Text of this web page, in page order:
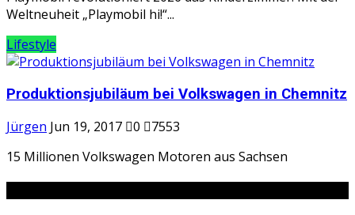
Weltneuheit „Playmobil hi!“...
Lifestyle
Produktionsjubiläum bei Volkswagen in Chemnitz
Jürgen Jun 19, 2017 0
7553
15 Millionen Volkswagen Motoren aus Sachsen